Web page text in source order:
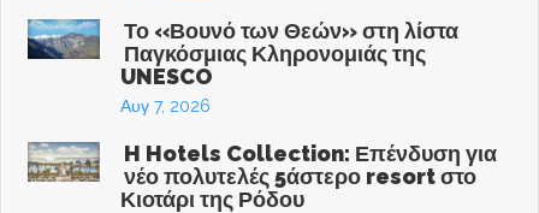
Το «Βουνό των Θεών» στη λίστα
Παγκόσμιας Κληρονομιάς της
UNESCO
Αυγ 7, 2026
H Hotels Collection: Επένδυση για
νέο πολυτελές 5άστερο resort στο
Κιοτάρι της Ρόδου